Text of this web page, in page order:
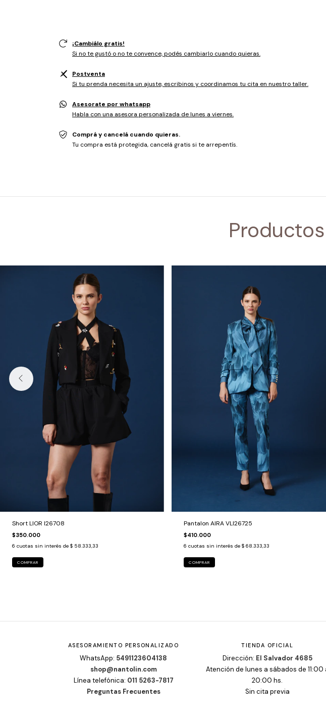
¡Cambiálo gratis!
Si no te gustó o no te convence, podés cambiarlo cuando quieras.
Postventa
Si tu prenda necesita un ajuste, escribinos y coordinamos tu cita en nuestro taller.
Asesorate por whatsapp
Habla con una asesora personalizada de lunes a viernes.
Comprá y cancelá cuando quieras.
Tu compra está protegida, cancelá gratis si te arrepentís.
Short LIOR I26708
$350.000
6 cuotas sin interés de $ 58.333,33
COMPRAR
Pantalon AIRA VLI26725
$410.000
6 cuotas sin interés de $ 68.333,33
COMPRAR
ASESORAMIENTO PERSONALIZADO
WhatsApp: 5491123604138
shop@nantolin.com
Línea telefónica: 011 5263-7817
Preguntas Frecuentes
TIENDA OFICIAL
Dirección: El Salvador 4685
Atención de lunes a sábados de 11:00
20:00 hs.
Sin cita previa